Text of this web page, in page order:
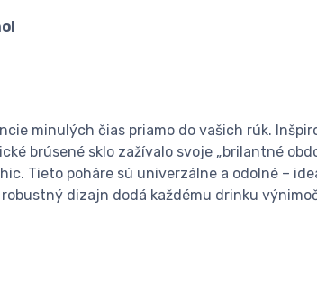
minulých čias priamo do vašich rúk.
brúsené sklo zažívalo svoje „brilantné
Tieto poháre sú univerzálne a odolné –
dizajn dodá každému drinku